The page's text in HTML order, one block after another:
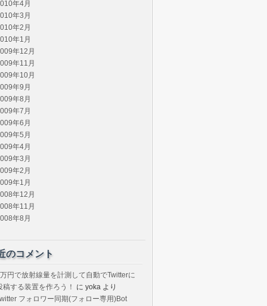
年4月
年3月
年2月
年1月
年12月
年11月
年10月
年9月
年8月
年7月
年6月
年5月
年4月
年3月
年2月
年1月
年12月
年11月
年8月
のコメント
円で放射線量を計測して自動でTwitterに
稿する装置を作ろう！
に yoka より
フォロワー同期(フォロー専用)Bot